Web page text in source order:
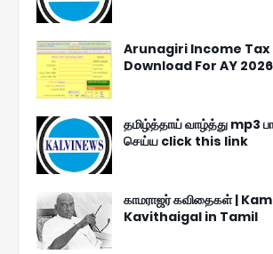
Arunagiri Income
Download For AY
தமிழ்த்தாய் வாழ்த்து mp3
செய்ய click this link
காமராஜர் கவிதைகள் |
Kavithaigal in Tamil